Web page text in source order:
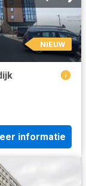
NIEUW
informatie